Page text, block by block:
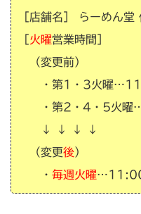
［店舗名］ らーめん堂
火曜営業時間］
（変更前）
・第1・3火曜
・第2・4・5火曜
↓ ↓ ↓ ↓
（変更後）
・ 毎週火曜